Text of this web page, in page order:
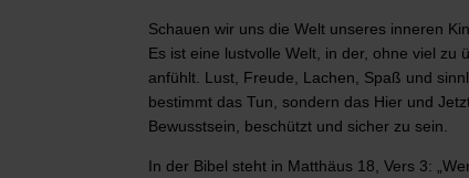
Schauen wir uns die Welt unseres inneren
Es ist eine lustvolle Welt, in der, ohne viel
anfühlt. Lust, Freude, Lachen, Spaß und
bestimmt das Tun, sondern das Hier und
Bewusstsein, beschützt und sicher zu sein.
In der Bibel steht in Matthäus 18, Vers 3: